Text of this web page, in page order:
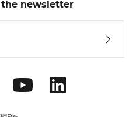
newsletter